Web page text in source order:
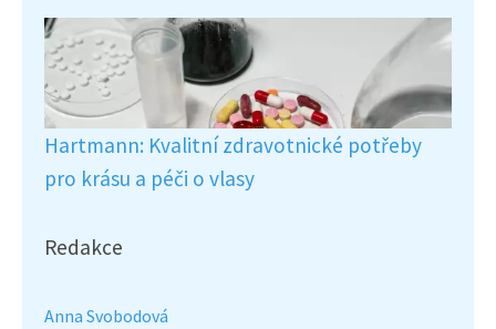
Hartmann: Kvalitní zdravotnické potřeby
pro krásu a péči o vlasy
Redakce
Anna Svobodová